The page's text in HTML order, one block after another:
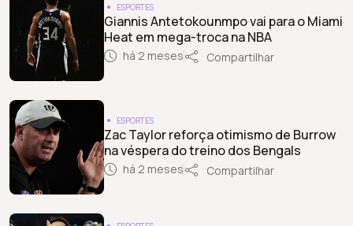
ESPORTES
Giannis Antetokounmpo vai para o Miami
Heat em mega-troca na NBA
há 2 meses Compartilhar
ESPORTES
Zac Taylor reforça otimismo de Burrow
na véspera do treino dos Bengals
há 2 meses Compartilhar